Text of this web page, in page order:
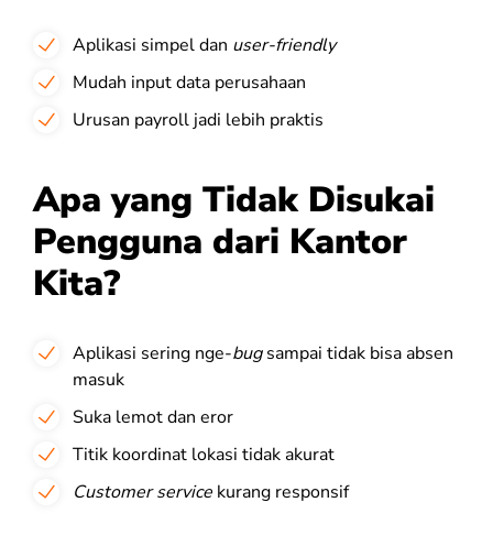
Aplikasi simpel dan user-friendly
Mudah input data perusahaan
Urusan payroll jadi lebih praktis
Apa yang Tidak Disukai
Pengguna dari Kantor
Kita?
Aplikasi sering nge-bugsampai tidak bisa absen
masuk
Suka lemot dan eror
Titik koordinat lokasi tidak akurat
Customer service kurang responsif